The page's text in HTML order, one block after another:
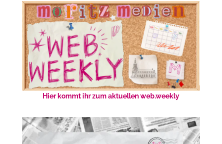
Hier kommt ihr zum aktuellen web.weekly